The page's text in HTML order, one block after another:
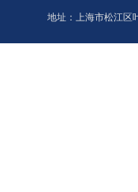
地址： 上海市松江区